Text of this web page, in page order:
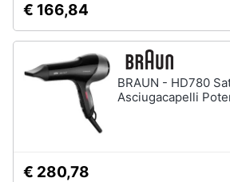
€ 166,84
BRAUN - HD780
Asciugacapelli
€ 280,78